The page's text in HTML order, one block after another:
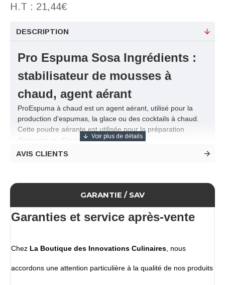
H.T : 21,44€
DESCRIPTION
Pro Espuma Sosa Ingrédients :
stabilisateur de mousses à
chaud, agent aérant
ProEspuma à chaud est un agent aérant, utilisé pour la
production d'espumas, la glace ou des cocktails à chaud.
Cette poudre aérante est utilisée pour la préparation
d'espuma ou d'écume légère.
Elle est simple d'utilisation puisqu'il suffit d'associer le
Cette poudre, résistante à la chaleur, peut également être
Propriétés
(écumes) légère, réalisées à partir d'un liquide.
Albumine d’OEUF (en poudre), maltodextrine DE 12 (maïs),
AVIS CLIENTS
GARANTIE / SAV
Garanties et service après-vente
Chez La Boutique des Innovations Culinaires , nous
accordons une attention particulière à la qualité de nos produits